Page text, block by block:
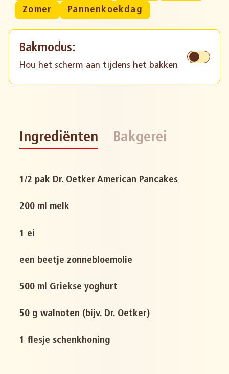
Zomer
Pannenkoekdag
Bakmodus:
Hou het scherm aan tijdens het bakken
Ingrediënten Bakgerei
1/2 pak Dr. Oetker American Pancakes
200 ml melk
1 ei
een beetje zonnebloemolie
500 ml Griekse yoghurt
50 g walnoten (bijv. Dr. Oetker)
1 flesje schenkhoning